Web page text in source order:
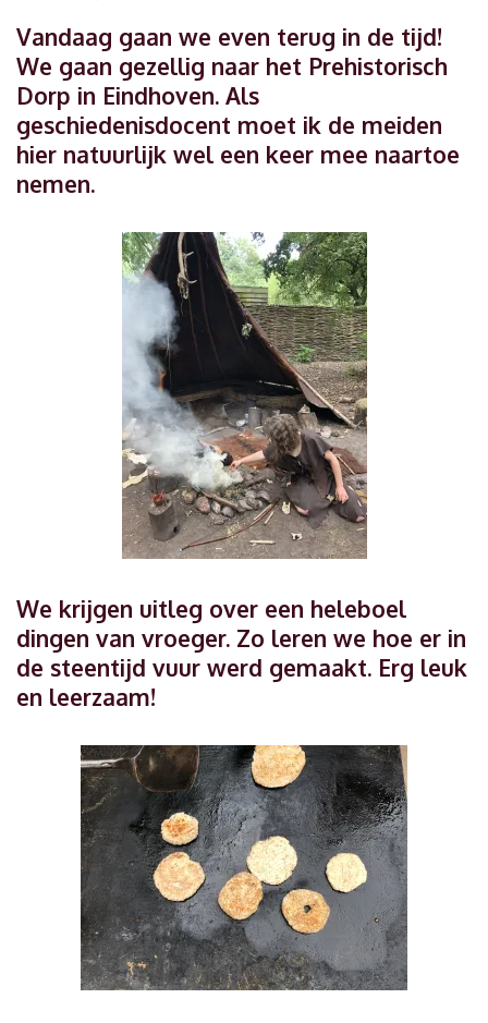
Vandaag gaan we even terug in de tijd!
We gaan gezellig naar het Prehistorisch
Dorp in Eindhoven. Als
geschiedenisdocent moet ik de meiden
hier natuurlijk wel een keer mee naartoe
nemen.
We krijgen uitleg over een heleboel
dingen van vroeger. Zo leren we hoe er in
de steentijd vuur werd gemaakt. Erg leuk
en leerzaam!